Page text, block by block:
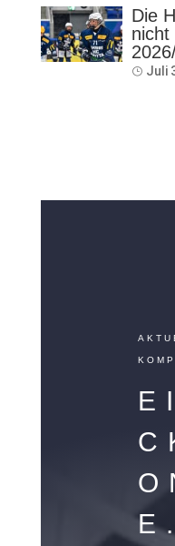
Die
nicht
Juli